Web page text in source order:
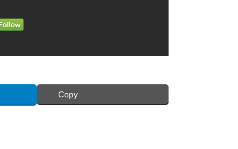
Copy